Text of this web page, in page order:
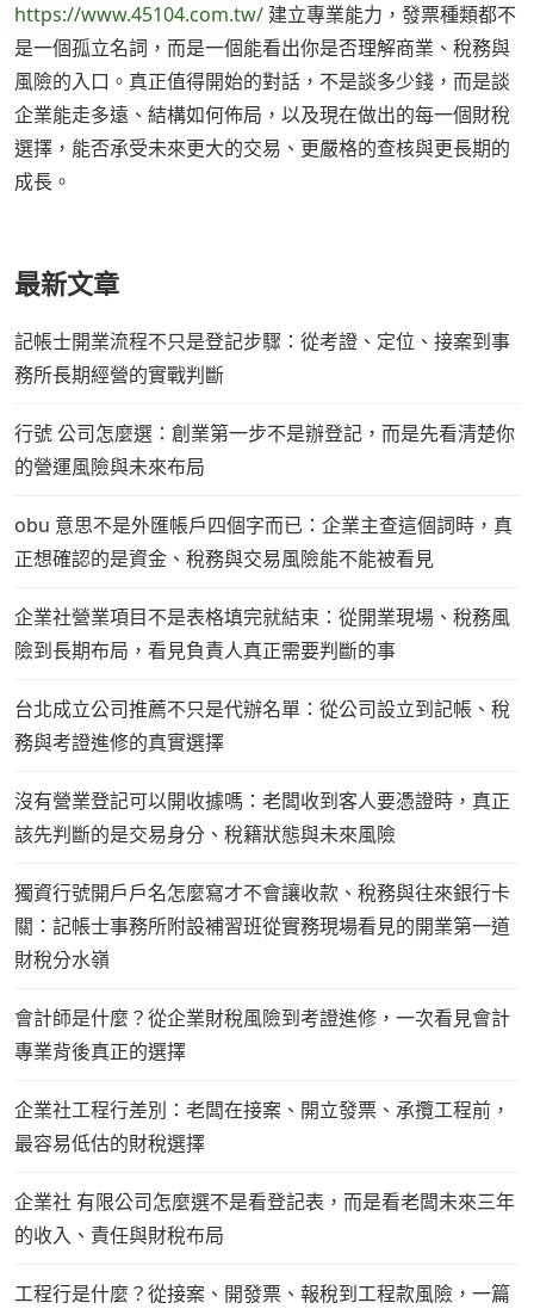
https://www.45104.com.tw/ 建立專業能力，發票種類都不
是一個孤立名詞，而是一個能看出你是否理解商業、稅務與
風險的入口。真正值得開始的對話，不是談多少錢，而是談
企業能走多遠、結構如何佈局，以及現在做出的每一個財稅
選擇，能否承受未來更大的交易、更嚴格的查核與更長期的
成長。
最新文章
記帳士開業流程不只是登記步驟：從考證、定位、接案到事
務所長期經營的實戰判斷
行號 公司怎麼選：創業第一步不是辦登記，而是先看清楚你
的營運風險與未來布局
obu 意思不是外匯帳戶四個字而已：企業主查這個詞時，真
正想確認的是資金、稅務與交易風險能不能被看見
企業社營業項目不是表格填完就結束：從開業現場、稅務風
險到長期布局，看見負責人真正需要判斷的事
台北成立公司推薦不只是代辦名單：從公司設立到記帳、稅
務與考證進修的真實選擇
沒有營業登記可以開收據嗎：老闆收到客人要憑證時，真正
該先判斷的是交易身分、稅籍狀態與未來風險
獨資行號開戶戶名怎麼寫才不會讓收款、稅務與往來銀行卡
關：記帳士事務所附設補習班從實務現場看見的開業第一道
財稅分水嶺
會計師是什麼？從企業財稅風險到考證進修，一次看見會計
專業背後真正的選擇
企業社工程行差別：老闆在接案、開立發票、承攬工程前，
最容易低估的財稅選擇
企業社 有限公司怎麼選不是看登記表，而是看老闆未來三年
的收入、責任與財稅布局
工程行是什麼？從接案、開發票、報稅到工程款風險，一篇